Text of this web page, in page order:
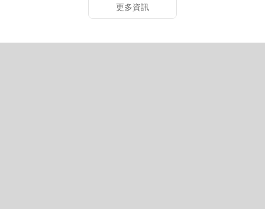
更多資訊